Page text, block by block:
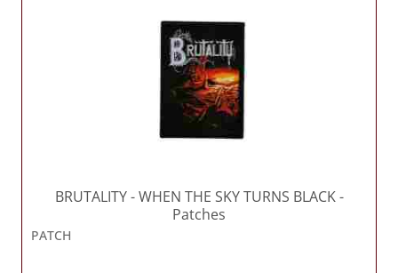
BRUTALITY- WHEN THE SKY TURNS BLACK -
Patches
PATCH